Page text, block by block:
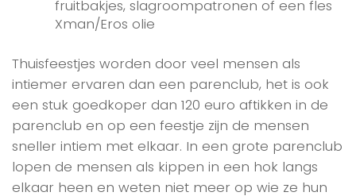
fruitbakjes, slagroompatronen of een fles
Xman/Eros olie
Thuisfeestjes worden door veel mensen als
intiemer ervaren dan een parenclub, het is ook
een stuk goedkoper dan 120 euro aftikken in de
parenclub en op een feestje zijn de mensen
sneller intiem met elkaar. In een grote parenclub
lopen de mensen als kippen in een hok langs
elkaar heen en weten niet meer op wie ze hun